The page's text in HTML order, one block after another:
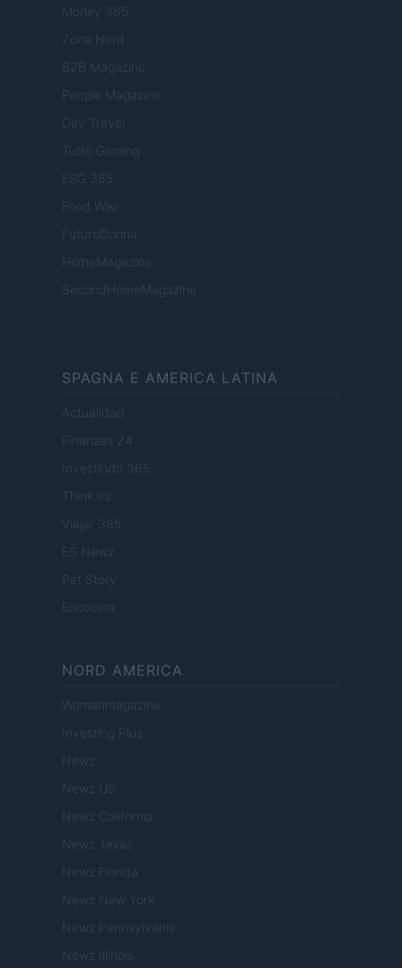
Money 365
Zona Nerd
B2B Magazine
People Magazine
Day Travel
Tutto Gaming
ESG 365
Food Wiki
FuturoDonna
HomeMagazine
SecondHomeMagazine
SPAGNA E AMERICA LATINA
Actualidad
Finanzas 24
Investindo 365
Think.es
Viajar 365
ES Newz
Pet Story
Encocina
NORD AMERICA
Womanmagazine
Investing Plus
Newz
Newz US
Newz California
Newz Texas
Newz Florida
Newz New York
Newz Pennsylvania
Newz Illinois